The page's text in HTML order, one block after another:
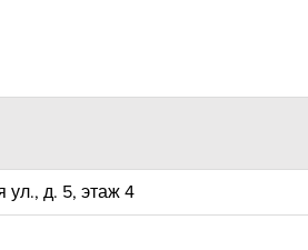
ул., д. 5, этаж 4